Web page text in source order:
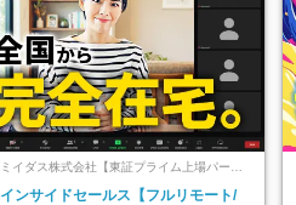
ミイダス株式会社【東証プライム上場パーソ
インサイドセールス【フルリモート/